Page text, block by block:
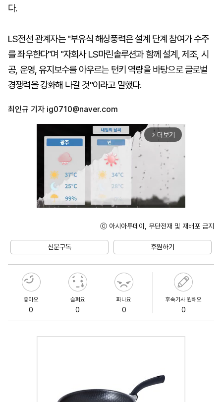
다.
LS전선 관계자는 "부유식 해상풍력은 설계 단계 참여가 수주
를 좌우한다"며 "자회사 LS마린솔루션과 함께 설계, 제조, 시
공, 운영, 유지보수를 아우르는 턴키 역량을 바탕으로 글로벌
경쟁력을 강화해 나갈 것"이라고 말했다.
최인규 기자 ig0710@naver.com
arrow_forward_ios 더보기
ⓒ 아시아투데이, 무단전재 및 재배포 금지
신문구독 후원하기
좋아요
0
슬퍼요
0
화나요
0
후속기사 원해요
0